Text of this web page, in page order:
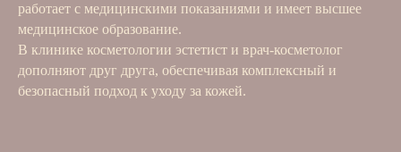
работает с медицинскими показаниями и имеет высшее
медицинское образование.
В клинике косметологии эстетист и врач-косметолог
дополняют друг друга, обеспечивая комплексный и
безопасный подход к уходу за кожей.